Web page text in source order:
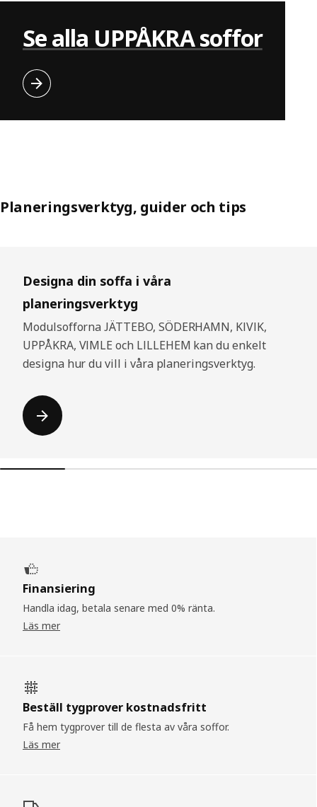
Se alla UPPÅKRA soffor
Planeringsverktyg, guider och tips
Designa din soffa i våra
planeringsverktyg
Modulsofforna JÄTTEBO, SÖDERHAMN, KIVIK,
UPPÅKRA, VIMLE och LILLEHEM kan du enkelt
designa hur du vill i våra planeringsverktyg.
Finansiering
Handla idag, betala senare med 0% ränta.
Läs mer
Beställ tygprover kostnadsfritt
Få hem tygprover till de flesta av våra soffor.
Läs mer